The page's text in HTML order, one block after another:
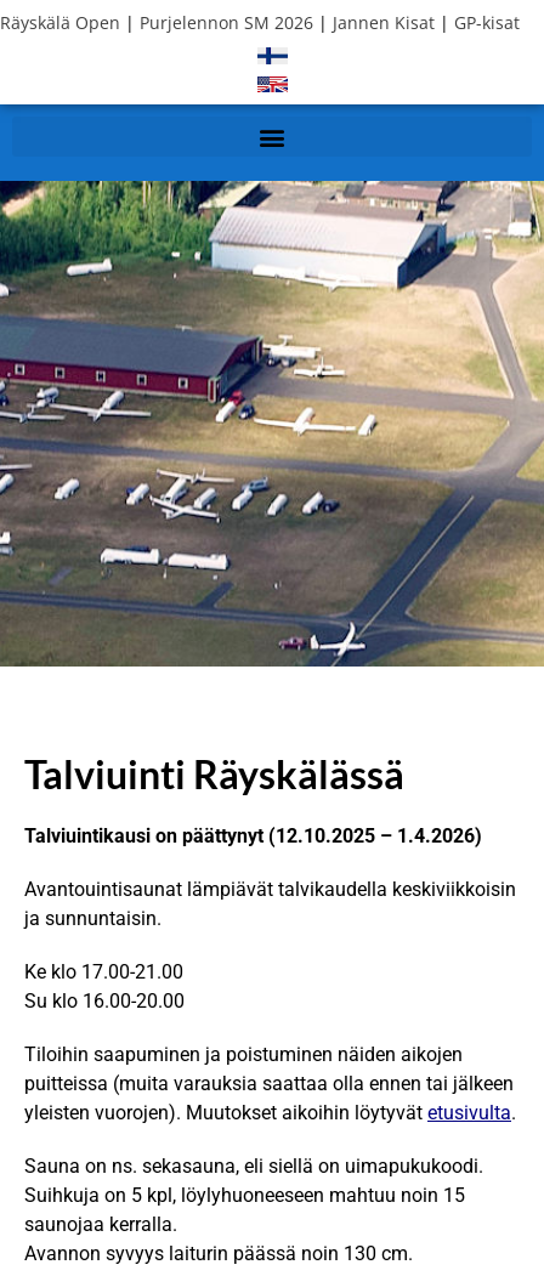
Räyskälä Open | Purjelennon SM 2026 | Jannen Kisat | GP-kisat
Talviuinti Räyskälässä
Talviuintikausi on päättynyt (12.10.2025 – 1.4.2026)
Avantouintisaunat lämpiävät talvikaudella keskiviikkoisin
ja sunnuntaisin.
Ke klo 17.00-21.00
Su klo 16.00-20.00
Tiloihin saapuminen ja poistuminen näiden aikojen
puitteissa (muita varauksia saattaa olla ennen tai jälkeen
yleisten vuorojen). Muutokset aikoihin löytyvät etusivulta.
Sauna on ns. sekasauna, eli siellä on uimapukukoodi.
Suihkuja on 5 kpl, löylyhuoneeseen mahtuu noin 15
saunojaa kerralla.
Avannon syvyys laiturin päässä noin 130 cm.